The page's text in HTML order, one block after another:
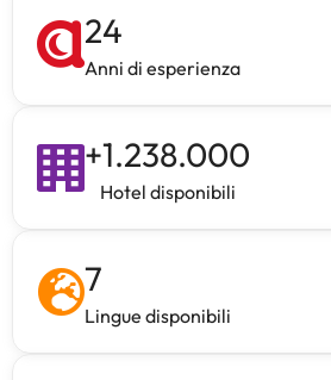
24
Anni di esperienza
+1.238.000
Hotel disponibili
7
Lingue disponibili